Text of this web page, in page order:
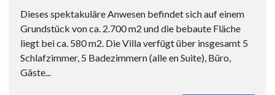
Dieses spektakuläre Anwesen befindet sich auf einem
Grundstück von ca. 2.700 m2 und die bebaute Fläche
liegt bei ca. 580 m2. Die Villa verfügt über insgesamt 5
Schlafzimmer, 5 Badezimmern (alle en Suite), Büro,
Gäste...